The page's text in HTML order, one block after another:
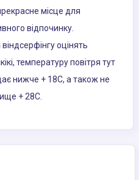
місце для
відпочинку.
оцінять
температуру повітря тут
нижче + 18С, а також не
+ 28С.